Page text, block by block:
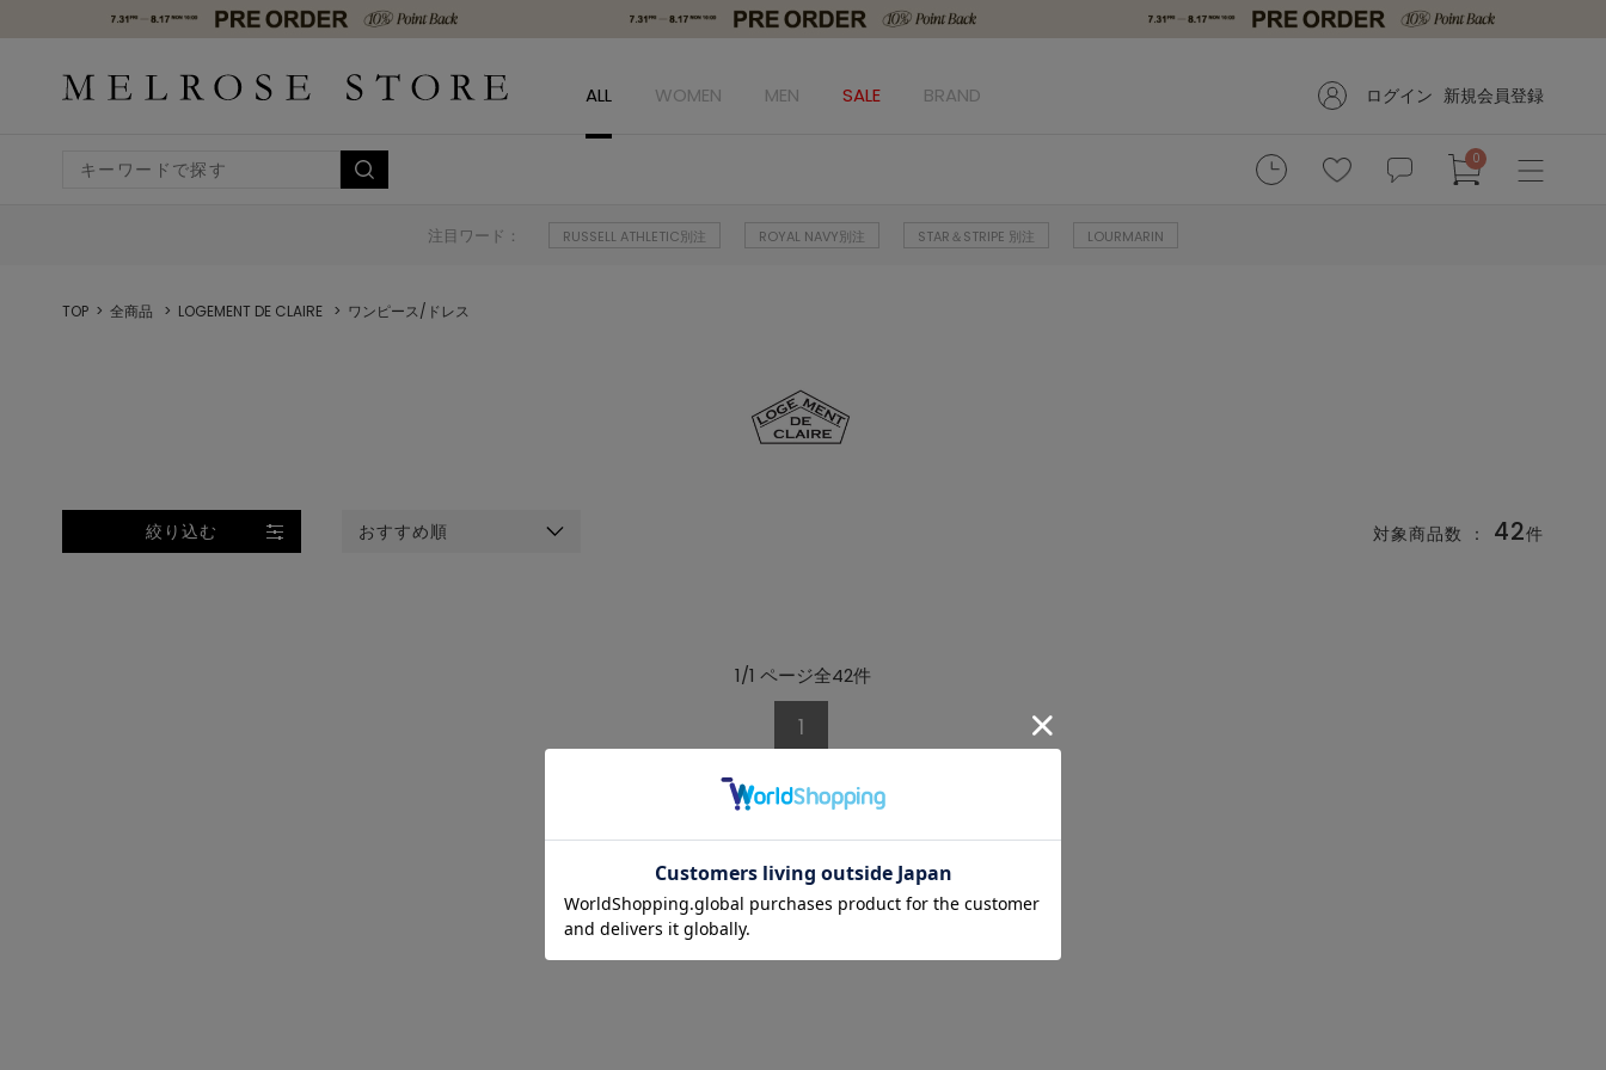
ALL WOMEN MEN SALE BRAND ログイン 新規会員登録
0
注目ワード： RUSSELL ATHLETIC別注 ROYAL NAVY別注 STAR＆STRIPE 別注 LOURMARIN
TOP 全商品 LOGEMENT DE CLAIRE ワンピース/ドレス
絞り込む おすすめ順 対象商品数 ： 42件
1/1 ページ全42件
1